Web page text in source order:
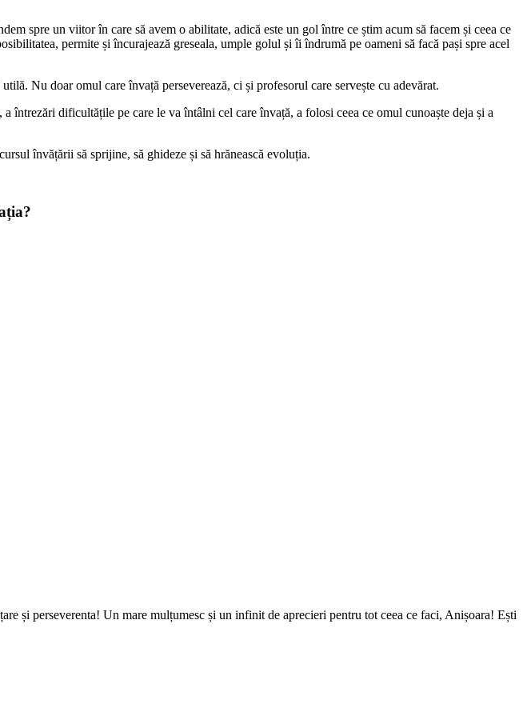
spre un viitor în care să avem o abilitate, adică este un gol între ce știm acum să facem și ceea ce
permite și încurajează greseala, umple golul și îi îndrumă pe oameni să facă pași spre acel
Nu doar omul care învață perseverează, ci și profesorul care servește cu adevărat.
întrezări dificultățile pe care le va întâlni cel care învață, a folosi ceea ce omul cunoaște deja și a
învățării să sprijine, să ghideze și să hrănească evoluția.
și perseverenta! Un mare mulțumesc și un infinit de aprecieri pentru tot ceea ce faci, Anișoara! Ești